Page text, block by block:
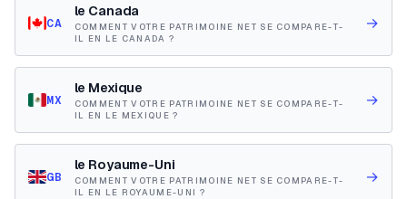
CA
le Canada
COMMENT VOTRE PATRIMOINE NET SE COMPARE-T-
IL EN LE CANADA ?
→
MX
le Mexique
COMMENT VOTRE PATRIMOINE NET SE COMPARE-T-
IL EN LE MEXIQUE ?
→
GB
le Royaume-Uni
COMMENT VOTRE PATRIMOINE NET SE COMPARE-T-
IL EN LE ROYAUME-UNI ?
→